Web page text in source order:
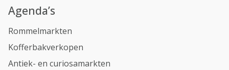
Agenda’s
Rommelmarkten
Kofferbakverkopen
Antiek- en curiosamarkten